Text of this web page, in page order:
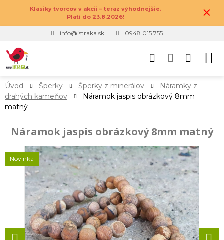
Klasiky tvorcov v akcii – teraz výhodnejšie.
Platí do 23.8.2026!
×
info@istraka.sk 0948 015 755
Úvod Šperky Šperky z minerálov
Náramky z
drahých kameňov
Náramok jaspis obrázkový 8mm
matný
Náramok jaspis obrázkový 8mm matný
Novinka